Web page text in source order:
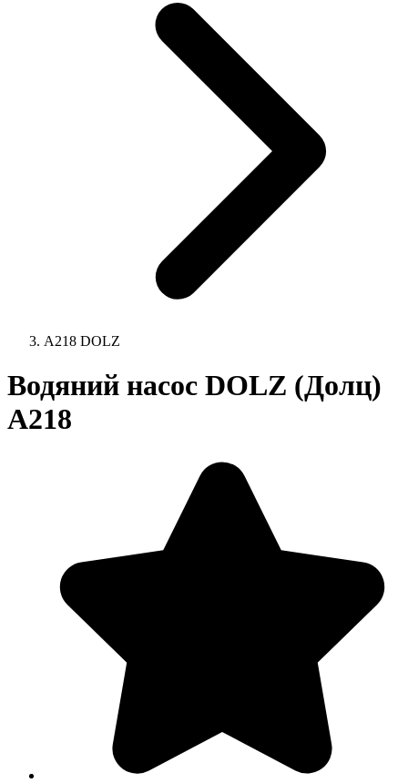
A218 DOLZ
Водяний насос DOLZ (Долц)
A218